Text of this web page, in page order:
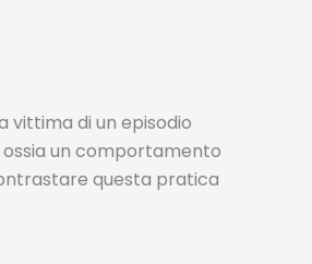
vittima di un episodio
un comportamento
questa pratica